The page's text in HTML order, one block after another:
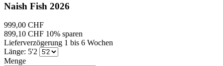
Naish Fish 2026
999,00 CHF
899,10 CHF 10% sparen
Lieferverzögerung 1 bis 6 Wochen
Länge: 5'2
Menge